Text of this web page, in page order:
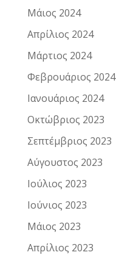
Μάιος 2024
Απρίλιος 2024
Μάρτιος 2024
Φεβρουάριος 2024
Ιανουάριος 2024
Οκτώβριος 2023
Σεπτέμβριος 2023
Αύγουστος 2023
Ιούλιος 2023
Ιούνιος 2023
Μάιος 2023
Απρίλιος 2023